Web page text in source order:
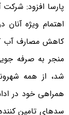
پارسا افزود:
اهتمام ویژه
کاهش مصارف آب
شد، از همه
همراهی خود در
سدهای تامین